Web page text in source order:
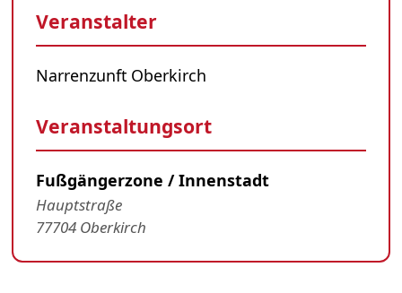
Veranstalter
Narrenzunft Oberkirch
Veranstaltungsort
Fußgängerzone / Innenstadt
Hauptstraße
77704 Oberkirch